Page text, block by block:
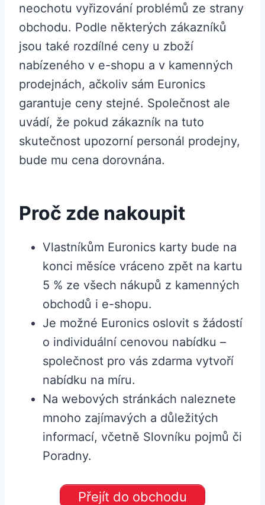
neochotu vyřizování problémů ze strany
obchodu. Podle některých zákazníků
jsou také rozdílné ceny u zboží
nabízeného v e-shopu a v kamenných
prodejnách, ačkoliv sám Euronics
garantuje ceny stejné. Společnost ale
uvádí, že pokud zákazník na tuto
skutečnost upozorní personál prodejny,
bude mu cena dorovnána.
Proč zde nakoupit
Vlastníkům Euronics karty bude na
konci měsíce vráceno zpět na kartu
5 % ze všech nákupů z kamenných
obchodů i e-shopu.
Je možné Euronics oslovit s žádostí
o individuální cenovou nabídku –
společnost pro vás zdarma vytvoří
nabídku na míru.
Na webových stránkách naleznete
mnoho zajímavých a důležitých
informací, včetně Slovníku pojmů či
Poradny.
Přejít do obchodu